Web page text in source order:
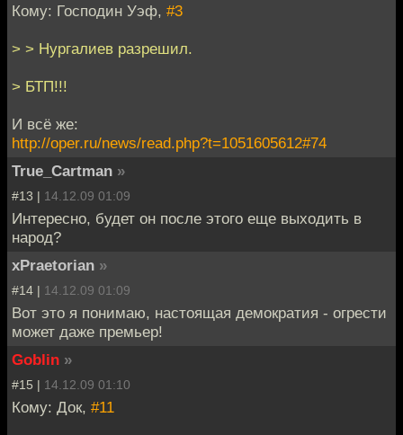
Кому: Господин Уэф, #3
> > Нургалиев разрешил.
> БТП!!!
И всё же:
http://oper.ru/news/read.php?t=1051605612#74
True_Cartman »
#13 | 14.12.09 01:09
Интересно, будет он после этого еще выходить в
народ?
xPraetorian »
#14 | 14.12.09 01:09
Вот это я понимаю, настоящая демократия - огрести
может даже премьер!
Goblin »
#15 | 14.12.09 01:10
Кому: Док, #11